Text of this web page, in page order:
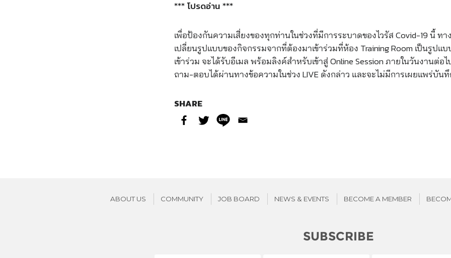
*** โปรดอ่าน ***
เพื่อป้องกันความเสี่ยงของทุกท่านในช่วงที่มีการระบาดของไวรัส Covid-19 นี้
เปลี่ยนรูปแบบของกิจกรรมจากที่ต้องมาเข้าร่วมที่ห้อง Training Room เป็นรูปแ
เข้าร่วม จะได้รับอีเมล พร้อมลิงค์สำหรับเข้าสู่ Online Session ภายในวันงานต่
ถาม-ตอบได้ผ่านทางข้อความในช่วง LIVE ดังกล่าว และจะไม่มีการเผยแพร่บัน
SHARE
ABOUT US COMMUNITY JOB BOARD NEWS & EVENTS BECOME A MEMBER
SUBSCRIBE